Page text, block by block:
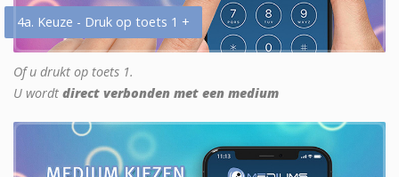
4a. Keuze - Druk op toets 1 +
Of u drukt op toets 1.
U wordt direct verbonden met een medium